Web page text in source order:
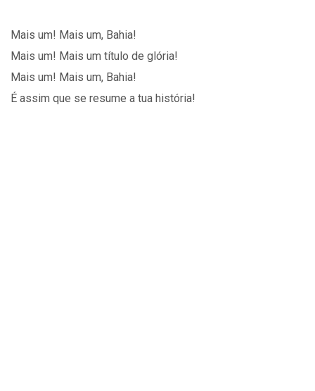
Mais um! Mais um, Bahia!
Mais um! Mais um título de glória!
Mais um! Mais um, Bahia!
É assim que se resume a tua história!